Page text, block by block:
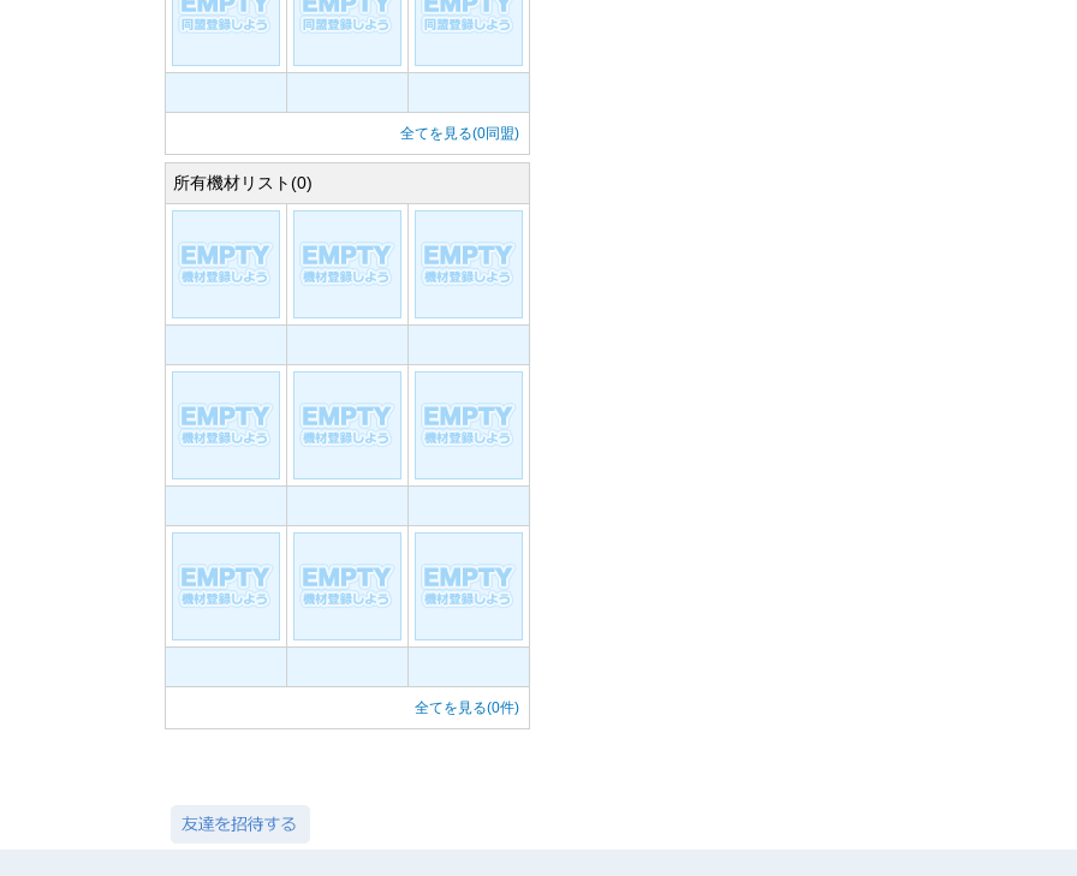
全てを見る(0同盟)
所有機材リスト(0)
全てを見る(0件)